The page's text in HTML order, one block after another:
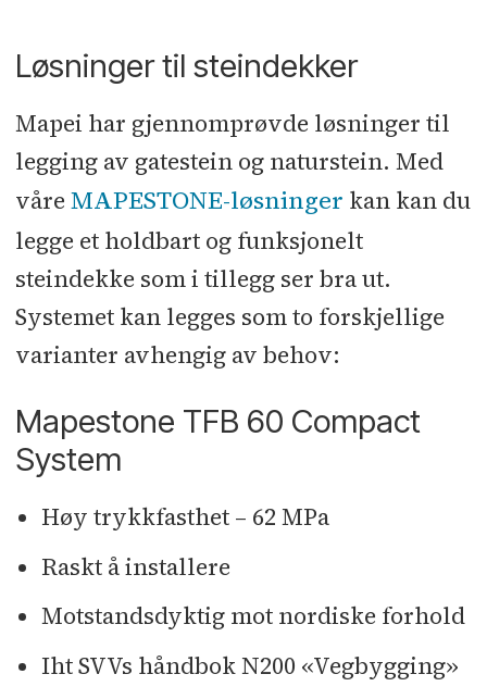
og utviklingssenter er en viktig
ressurs i utviklingen av unike
produkter og systemløsninger til det
nordiske markedet. I Norge er
det ansatt ca. 200 personer og disse
bidrar til en omsetning på 1,4 MRD
NOK (2022 tall).
* MAPEI i Norge er en del av det
internasjonale MAPEI-konsernet,
Hvert år investerer MAPEI store deler
av sin årlige omsetning i forskning-
og utvikling (FoU). Omsetningen i
prosent av Mapeis medarbeidere er
aktive innen forskning, utvikling og
forbedring. Dette har bidratt til at
MAPEI er en av verdens største
journalister eller redaksjon, men er
innholdsmateriell.
Løsninger til steindekker
Mapei har gjennomprøvde løsninger til
legging av gatestein og naturstein. Med
våre MAPESTONE-løsninger kan kan du
legge et holdbart og funksjonelt
steindekke som i tillegg ser bra ut.
Systemet kan legges som to forskjellige
varianter avhengig av behov:
Mapestone TFB 60 Compact
System
Høy trykkfasthet – 62 MPa
Raskt å installere
Motstandsdyktig mot nordiske forhold
Iht SVVs håndbok N200 «Vegbygging»